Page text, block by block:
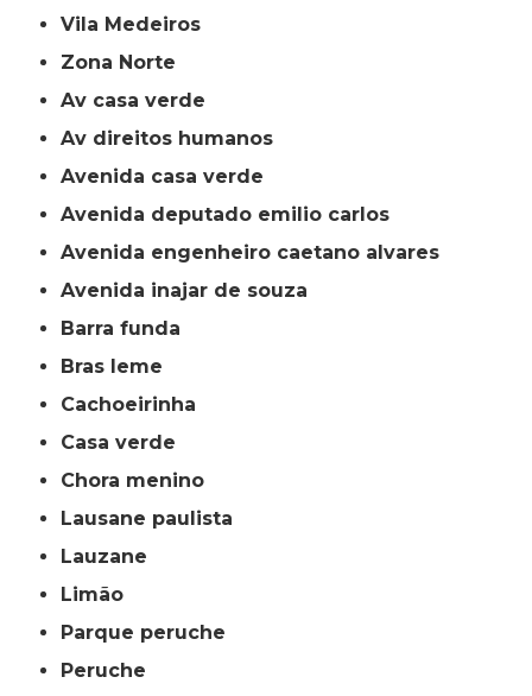
Vila Medeiros
Zona Norte
av casa verde
av direitos humanos
avenida casa verde
avenida deputado emilio carlos
avenida engenheiro caetano alvares
avenida inajar de souza
barra funda
bras leme
cachoeirinha
casa verde
chora menino
lausane paulista
lauzane
limão
parque peruche
peruche